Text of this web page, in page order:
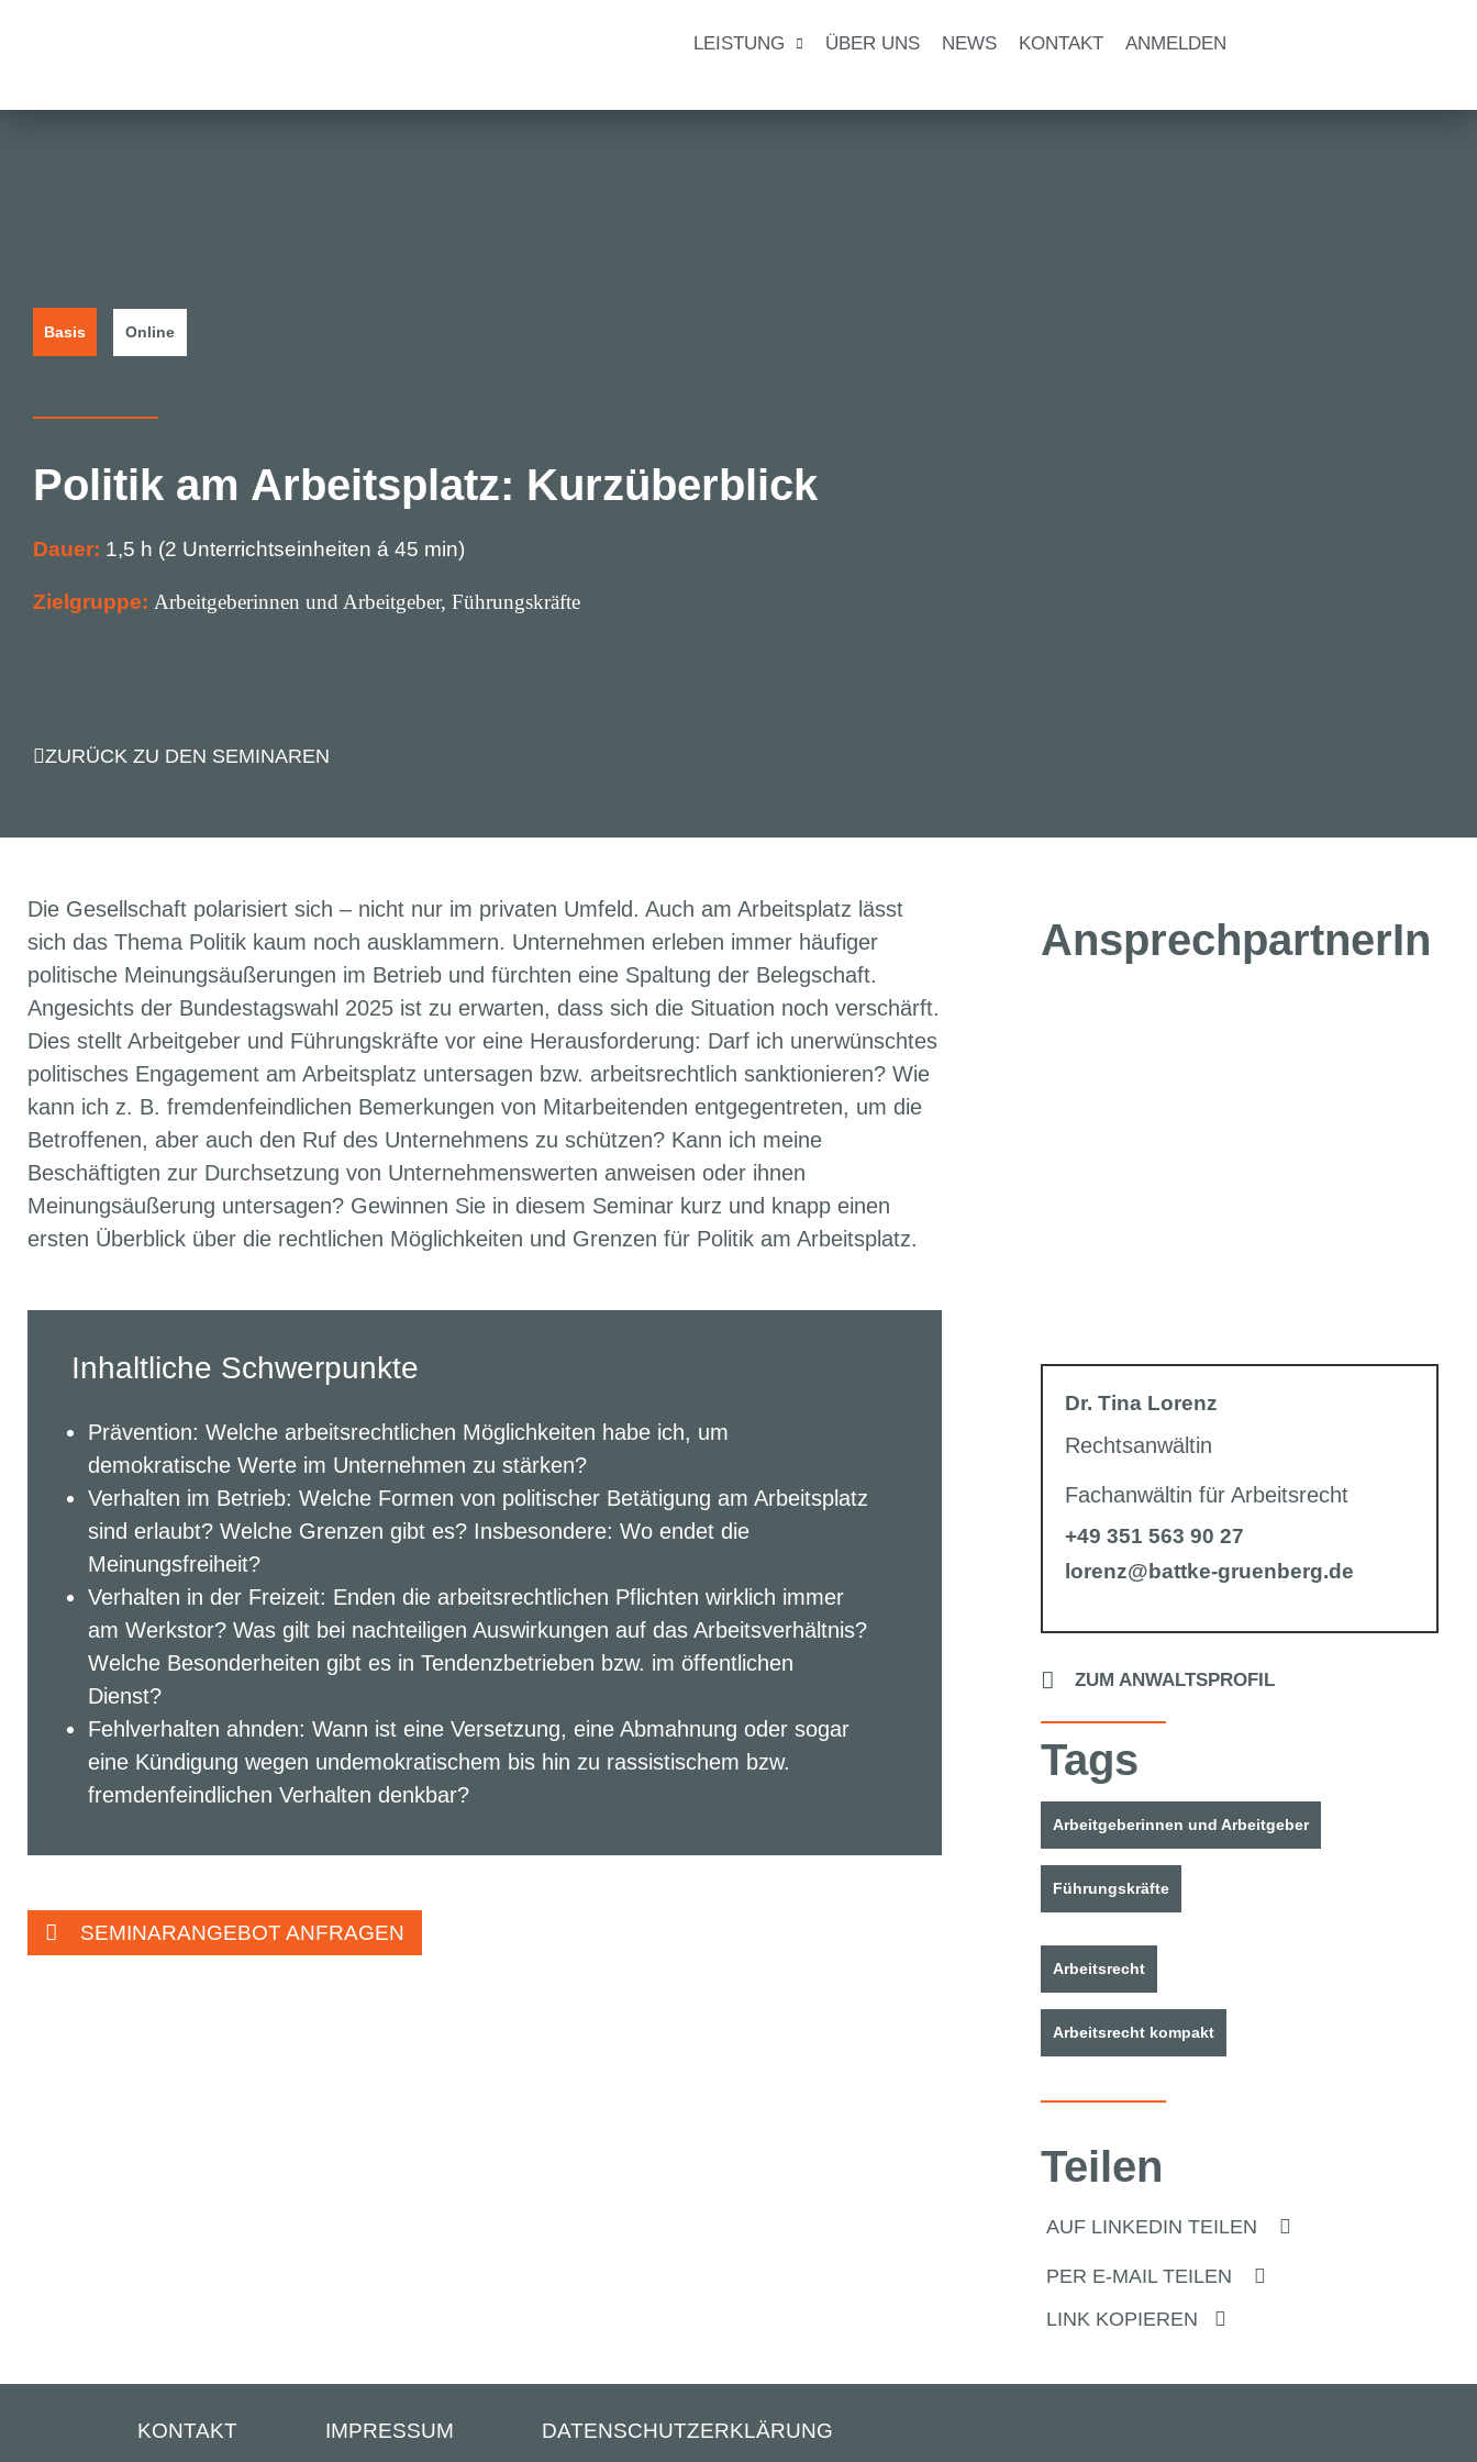
LEISTUNG ÜBER UNS NEWS KONTAKT ANMELDEN
Basis Online
Politik am Arbeitsplatz: Kurzüberblick
Dauer: 1,5 h (2 Unterrichtseinheiten á 45 min)
Zielgruppe: Arbeitgeberinnen und Arbeitgeber, Führungskräfte
ZURÜCK ZU DEN SEMINAREN
Die Gesellschaft polarisiert sich – nicht nur im privaten Umfeld. Auch am Arbeitsplatz lässt
sich das Thema Politik kaum noch ausklammern. Unternehmen erleben immer häufiger
politische Meinungsäußerungen im Betrieb und fürchten eine Spaltung der Belegschaft.
Angesichts der Bundestagswahl 2025 ist zu erwarten, dass sich die Situation noch verschärft.
Dies stellt Arbeitgeber und Führungskräfte vor eine Herausforderung: Darf ich unerwünschtes
politisches Engagement am Arbeitsplatz untersagen bzw. arbeitsrechtlich sanktionieren? Wie
kann ich z. B. fremdenfeindlichen Bemerkungen von Mitarbeitenden entgegentreten, um die
Betroffenen, aber auch den Ruf des Unternehmens zu schützen? Kann ich meine
Beschäftigten zur Durchsetzung von Unternehmenswerten anweisen oder ihnen
Meinungsäußerung untersagen? Gewinnen Sie in diesem Seminar kurz und knapp einen
ersten Überblick über die rechtlichen Möglichkeiten und Grenzen für Politik am Arbeitsplatz.
Inhaltliche Schwerpunkte
Prävention: Welche arbeitsrechtlichen Möglichkeiten habe ich, um
demokratische Werte im Unternehmen zu stärken?
Verhalten im Betrieb: Welche Formen von politischer Betätigung am Arbeitsplatz
sind erlaubt? Welche Grenzen gibt es? Insbesondere: Wo endet die
Meinungsfreiheit?
Verhalten in der Freizeit: Enden die arbeitsrechtlichen Pflichten wirklich immer
am Werkstor? Was gilt bei nachteiligen Auswirkungen auf das Arbeitsverhältnis?
Welche Besonderheiten gibt es in Tendenzbetrieben bzw. im öffentlichen
Dienst?
Fehlverhalten ahnden: Wann ist eine Versetzung, eine Abmahnung oder sogar
eine Kündigung wegen undemokratischem bis hin zu rassistischem bzw.
fremdenfeindlichen Verhalten denkbar?
SEMINARANGEBOT ANFRAGEN
AnsprechpartnerIn
Dr. Tina Lorenz
Rechtsanwältin
Fachanwältin für Arbeitsrecht
+49 351 563 90 27
lorenz@battke-gruenberg.de
ZUM ANWALTSPROFIL
Tags
Arbeitgeberinnen und Arbeitgeber
Führungskräfte
Arbeitsrecht
Arbeitsrecht kompakt
Teilen
AUF LINKEDIN TEILEN
PER E-MAIL TEILEN
LINK KOPIEREN
KONTAKT IMPRESSUM DATENSCHUTZERKLÄRUNG